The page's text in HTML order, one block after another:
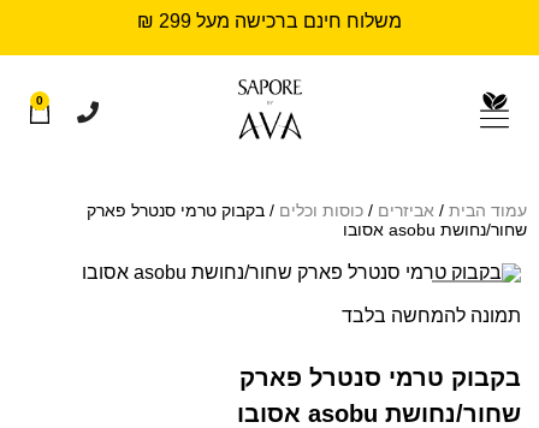
משלוח חינם ברכישה מעל 299 ₪
0
עמוד הבית / אביזרים / כוסות וכלים / בקבוק טרמי סנטרל פארק
שחור/נחושת asobu אסובו
תמונה להמחשה בלבד
בקבוק טרמי סנטרל פארק
שחור/נחושת asobu אסובו